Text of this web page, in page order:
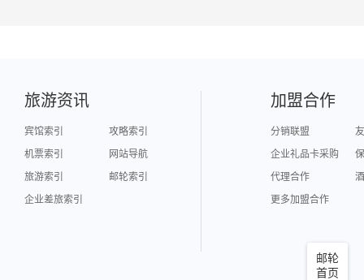
邮轮
首页
旅游资讯
宾馆索引
攻略索引
机票索引
网站导航
旅游索引
邮轮索引
企业差旅索引
加盟合作
分销联盟
企业礼品卡采购
代理合作
更多加盟合作